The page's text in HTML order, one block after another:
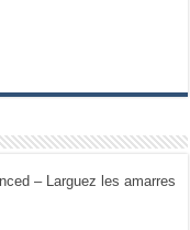
– Larguez les amarres